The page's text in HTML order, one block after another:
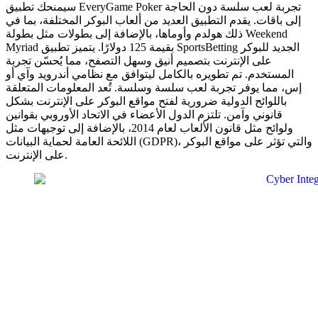
سيمنحك تطبيق EveryGame Poker تجربة لعب سلسة دون الحاجة
إلى باقات. يقدم التطبيق العديد من ألعاب البوكر المختلفة، بما في
ذلك هولدم وأوماها، بالإضافة إلى بطولات مثل بطولة Weekend
Myriad بقيمة 125 دولارًا. يتميز تطبيق SportsBetting الجديد للبوكر
على الإنترنت بتصميم أنيق وسهل التصفح، مما يُحسّن تجربة
المستخدم. تم تطويره بالكامل ليتوافق مع نظامي أندرويد وآي أو
إس، مما يوفر تجربة لعب سلسة وسلسة. تُعد المعلومات المتعلقة
باللوائح الدولية ضرورية لفتح مواقع البوكر على الإنترنت بشكل
قانوني وآمن. تلتزم الدول الأعضاء في الاتحاد الأوروبي بقوانين
ولوائح مثل قانون الألعاب لعام 2014، بالإضافة إلى توجيهات مثل
اللائحة العامة لحماية البيانات (GDPR)، والتي تؤثر على مواقع البوكر
على الإنترنت.